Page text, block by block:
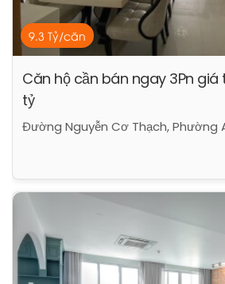
9.3 Tỷ/căn
Căn hộ cần bán ngay 3Pn giá
tỷ